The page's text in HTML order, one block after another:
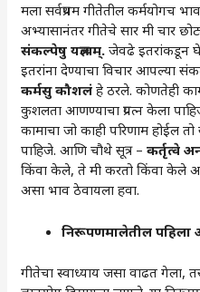
मला सर्वप्रथम गीतेतील कर्मयोगच
अभ्यासानंतर गीतेचे सार मी चार
संकल्पेषु यज्ञत्वम्‌‍. जेवढे इतरांकडून
इतरांना देण्याचा विचार आपल्या
कर्मसु कौशलं हे ठरले. कोणतेही
कुशलता आणण्याचा प्रयत्न केला
कामाचा जो काही परिणाम होईल तो
पाहिजे. आणि चौथे सूत्र –कर्तृत्वे
किंवा केले, ते मी करतो किंवा केले
असा भाव ठेवायला हवा.
निरूपणमालेतील
गीतेचा स्वाध्याय जसा वाढत